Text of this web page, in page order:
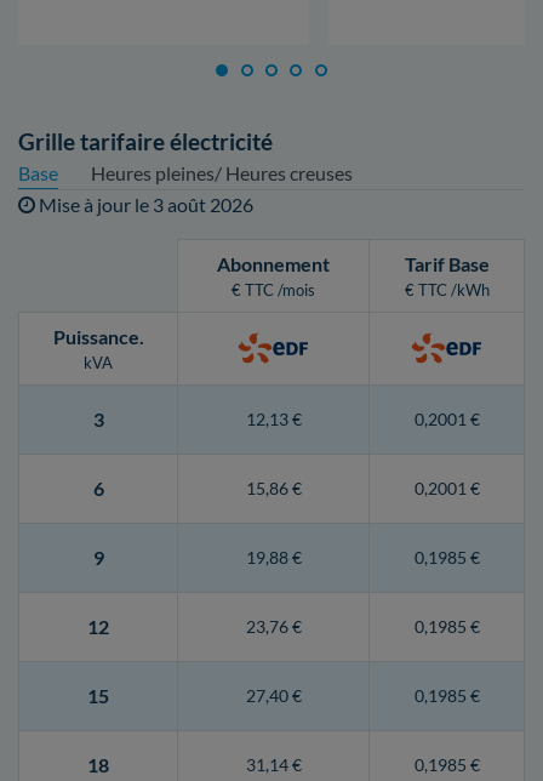
Grille tarifaire électricité
Base
Heures pleines/ Heures creuses
Mise à jour le 3 août 2026
Abonnement
€ TTC /mois
Tarif Base
€ TTC /kWh
Puissance.
kVA
3 12,13 € 0,2001 €
6 15,86 € 0,2001 €
9 19,88 € 0,1985 €
12 23,76 € 0,1985 €
15 27,40 € 0,1985 €
18 31,14 € 0,1985 €